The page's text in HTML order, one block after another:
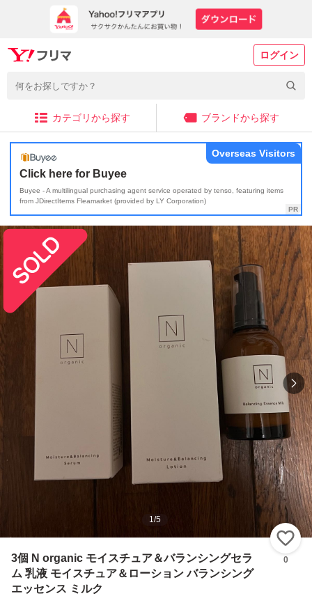
ログイン
カテゴリから探す ブランドから探す
Click here for Buyee
Buyee - A multilingual purchasing agent service operated by tenso, featuring items
from JDirectItems Fleamarket (provided by LY Corporation)
Overseas Visitors
1/5
3個 N organic モイスチュア＆バランシングセラ
ム 乳液 モイスチュア＆ローション バランシング
エッセンス ミルク
0